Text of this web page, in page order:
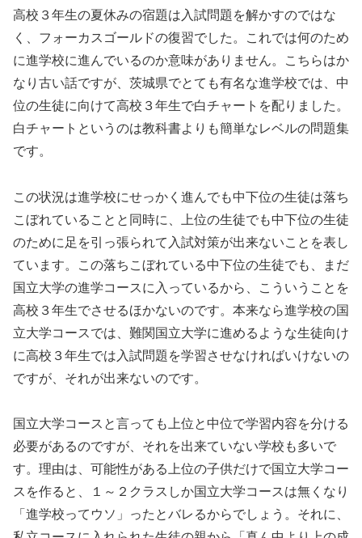
高校３年生の夏休みの宿題は入試問題を解かすのではな
く、フォーカスゴールドの復習でした。これでは何のため
に進学校に進んでいるのか意味がありません。こちらはか
なり古い話ですが、茨城県でとても有名な進学校では、中
位の生徒に向けて高校３年生で白チャートを配りました。
白チャートというのは教科書よりも簡単なレベルの問題集
です。
この状況は進学校にせっかく進んでも中下位の生徒は落ち
こぼれていることと同時に、上位の生徒でも中下位の生徒
のために足を引っ張られて入試対策が出来ないことを表し
ています。この落ちこぼれている中下位の生徒でも、まだ
国立大学の進学コースに入っているから、こういうことを
高校３年生でさせるほかないのです。本来なら進学校の国
立大学コースでは、難関国立大学に進めるような生徒向け
に高校３年生では入試問題を学習させなければいけないの
ですが、それが出来ないのです。
国立大学コースと言っても上位と中位で学習内容を分ける
必要があるのですが、それを出来ていない学校も多いで
す。理由は、可能性がある上位の子供だけで国立大学コー
スを作ると、１～２クラスしか国立大学コースは無くなり
「進学校ってウソ」ったとバレるからでしょう。それに、